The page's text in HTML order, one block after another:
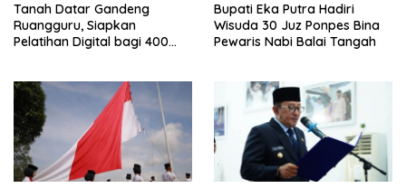
Tanah Datar Gandeng
Ruangguru, Siapkan
Pelatihan Digital bagi 400
Bupati Eka Putra Hadiri
Wisuda 30 Juz Ponpes Bina
Pewaris Nabi Balai Tangah